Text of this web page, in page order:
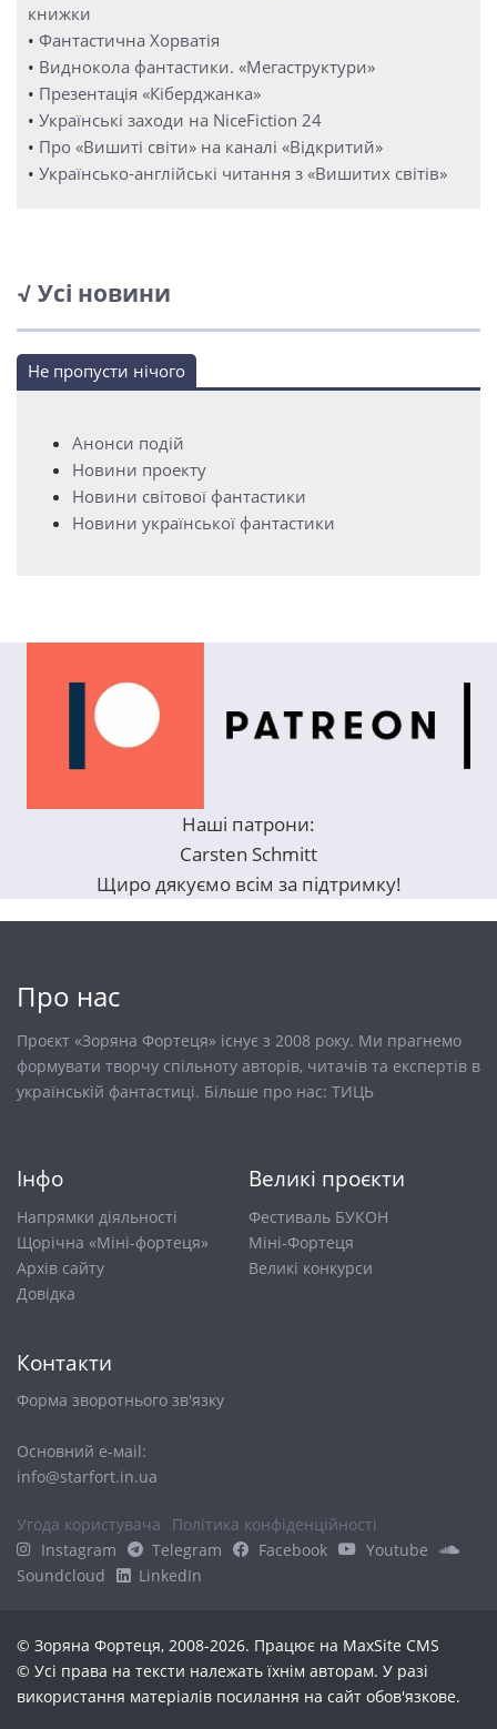
книжки
• Фантастична Хорватія
• Виднокола фантастики. «Мегаструктури»
• Презентація «Кіберджанка»
• Українські заходи на NiceFiction 24
• Про «Вишиті світи» на каналі «Відкритий»
• Українсько-англійські читання з «Вишитих світів»
√ Усі новини
Не пропусти нічого
Анонси подій
Новини проекту
Новини світової фантастики
Новини української фантастики
Наші патрони:
Carsten Schmitt
Щиро дякуємо всім за підтримку!
Про нас
Проєкт «Зоряна Фортеця» існує з 2008 року. Ми прагнемо
формувати творчу спільноту авторів, читачів та експертів в
українській фантастиці. Більше про нас: ТИЦЬ
Інфо
Напрямки діяльності
Щорічна «Міні-фортеця»
Архів сайту
Довiдка
Великі проєкти
Фестиваль БУКОН
Міні-Фортеця
Великі конкурси
Контакти
Форма зворотнього зв'язку
Основний е-маіl:
info@starfort.in.ua
Угода користувача
Політика конфіденційності
Instagram
Telegram Facebook
Youtube
Soundcloud
LinkedIn
© Зоряна Фортеця, 2008-2026. Працює на MaxSite CMS
© Усі права на тексти належать їхнім авторам. У разі
використання матеріалів посилання на сайт обов'язкове.